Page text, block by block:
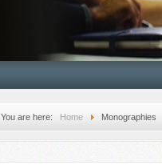
You are here: Home Monographies